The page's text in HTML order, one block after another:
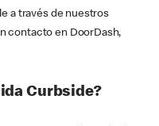
a través de nuestros
contacto en DoorDash,
Curbside?